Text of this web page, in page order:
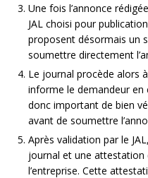
Une fois l’annonce
JAL choisi pour
proposent désormais un
soumettre directement
Le journal procède alors
informe le demandeur en
donc important de bien
avant de soumettre
Après validation par le
journal et une attestation
l’entreprise. Cette